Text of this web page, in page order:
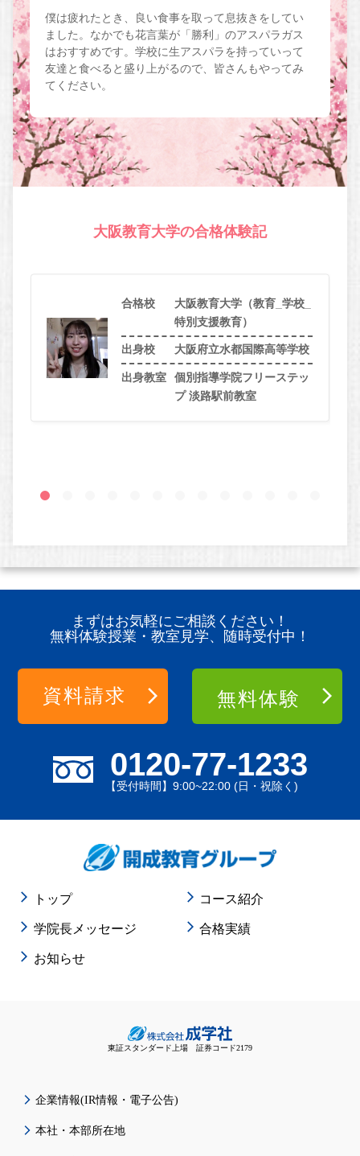
僕は疲れたとき、良い食事を取って息抜きをしてい
ました。なかでも花言葉が「勝利」のアスパラガス
はおすすめです。学校に生アスパラを持っていって
友達と食べると盛り上がるので、皆さんもやってみ
てください。
大阪教育大学の合格体験記
合格校
大阪教育大学（教育_学校_
特別支援教育）
出身校 大阪府立水都国際高等学校
出身教室
個別指導学院フリーステッ
プ 淡路駅前教室
まずはお気軽にご相談ください！
無料体験授業・教室見学、随時受付中！
0120-77-1233
【受付時間】9:00~22:00 (日・祝除く)
資料請求 無料体験
トップ コース紹介
学院長メッセージ 合格実績
お知らせ
東証スタンダード上場 証券コード2179
企業情報(IR情報・電子公告)
本社・本部所在地